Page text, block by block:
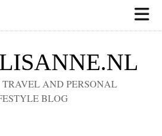
TRAVEL AND PERSONAL
BLOG